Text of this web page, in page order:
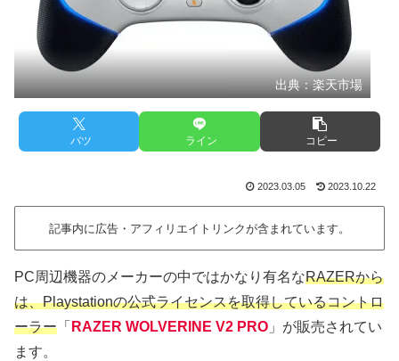
出典：楽天市場
バツ ライン コピー
2023.03.05 2023.10.22
記事内に広告・アフィリエイトリンクが含まれています。
PC周辺機器のメーカーの中ではかなり有名なRAZERから
は、Playstationの公式ライセンスを取得しているコントロ
ーラー 「 RAZER WOLVERINE V2 PRO 」が販売されてい
ます。